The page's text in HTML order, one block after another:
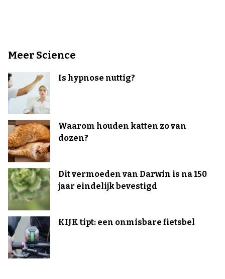
Meer Science
Is hypnose nuttig?
Waarom houden katten zo van
dozen?
Dit vermoeden van Darwin is na 150
jaar eindelijk bevestigd
KIJK tipt: een onmisbare fietsbel